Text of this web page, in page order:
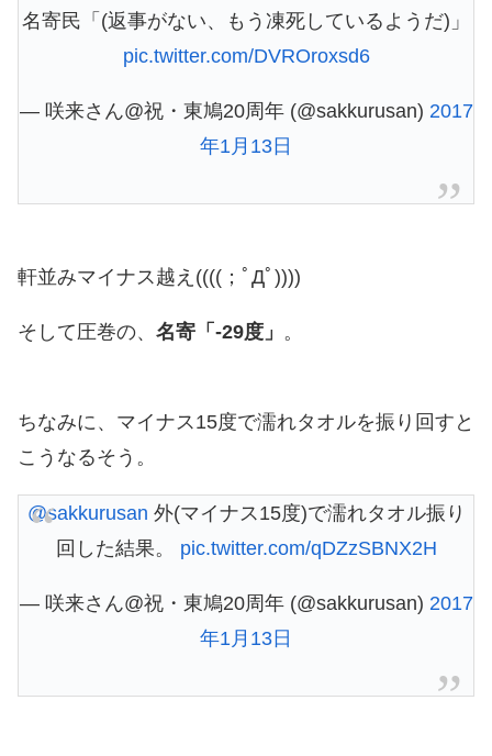
名寄民「(返事がない、もう凍死しているようだ)」
pic.twitter.com/DVROroxsd6
— 咲来さん@祝・東鳩20周年 (@sakkurusan) 2017
年1月13日
軒並みマイナス越え((((；ﾟДﾟ))))
そして圧巻の、 名寄「-29度」 。
ちなみに、マイナス15度で濡れタオルを振り回すと
こうなるそう。
@sakkurusan 外(マイナス15度)で濡れタオル振り
回した結果。 pic.twitter.com/qDZzSBNX2H
— 咲来さん@祝・東鳩20周年 (@sakkurusan) 2017
年1月13日